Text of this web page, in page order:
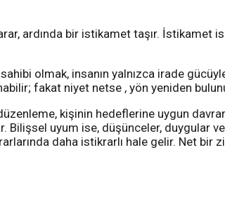
ardında bir istikamet taşır. İstikamet
olmak, insanın yalnızca irade
fakat niyet netse , yön yeniden
kişinin hedeflerine uygun
uyum ise, düşünceler, duygular
daha istikrarlı hale gelir. Net bir